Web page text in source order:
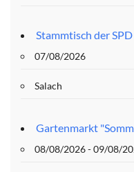
Stammtisch der SPD
07/08/2026
Salach
Gartenmarkt
08/08/2026 - 09/08/